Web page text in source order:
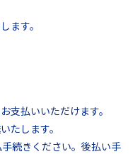
ます。
支払いいただけます。
たします。
続きください。後払い手